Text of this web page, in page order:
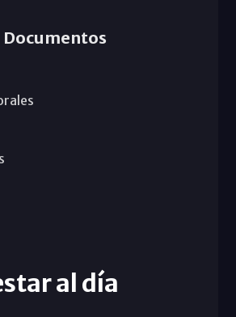
Documentos
al día